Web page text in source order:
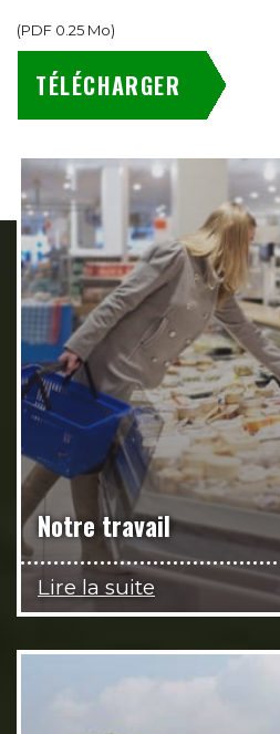
(PDF 0.25 Mo)
TÉLÉCHARGER
Notre travail
Lire la suite